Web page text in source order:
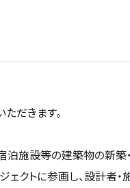
だきます。
泊施設等の建築物の新
クトに参画し、設計者・